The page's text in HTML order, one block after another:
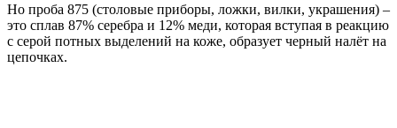
Но проба 875 (столовые приборы, ложки, вилки, украшения) –
это сплав 87% серебра и 12% меди, которая вступая в реакцию
с серой потных выделений на коже, образует черный налёт на
цепочках.